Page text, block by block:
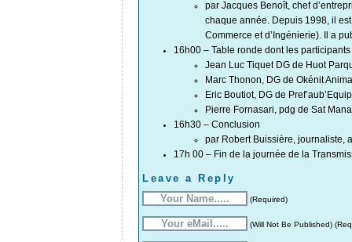
par Jacques Benoît, chef
chaque année. Depuis 1998, il
Commerce et d’Ingénierie). Il a
16h00 – Table ronde dont les
Jean Luc Tiquet DG de Huot
Marc Thonon, DG de Okénit
Eric Boutiot, DG de
Pierre Fornasari, pdg de Sat
16h30 – Conclusion
par Robert Buissière, journaliste,
17h 00 – Fin de la journée de la
Leave a Reply
(Required)
(Will Not Be Published)